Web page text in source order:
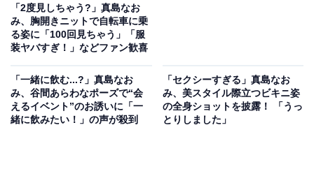
「2度見しちゃう?」真島なお
み、胸開きニットで自転車に乗
る姿に「100回見ちゃう」「服
装ヤバすぎ！」などファン歓喜
「一緒に飲む...?」真島なお
み、谷間あらわなポーズで“会
えるイベント”のお誘いに「一
緒に飲みたい！」の声が殺到
「セクシーすぎる」真島なお
み、美スタイル際立つビキニ姿
の全身ショットを披露！ 「うっ
とりしました」